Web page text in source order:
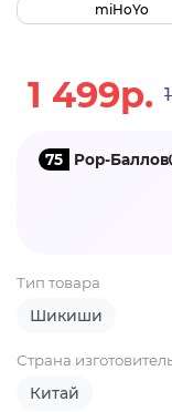
miHoYo
1 499р.
75 Pop-Баллов
Тип товара
Шикиши
Страна
Китай